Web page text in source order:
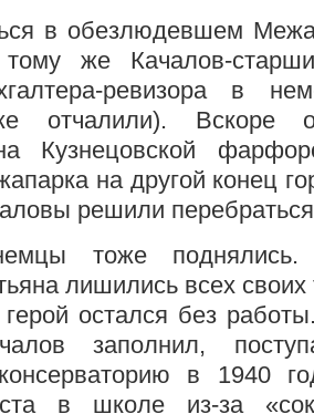
в обезлюдевшем
же Качалов-
ревизора в
отчалили). Вскоре
Кузнецовской
на другой конец
решили
тоже поднялись.
лишились всех
остался без
заполнил,
в 1940
в школе из-за